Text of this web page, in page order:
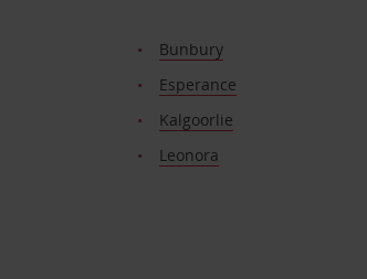
Bunbury
Esperance
Kalgoorlie
Leonora